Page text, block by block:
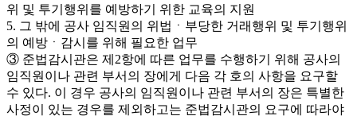
위 및 투기행위를 예방하기 위한 교육의 지원
5. 그 밖에 공사 임직원의 위법ㆍ부당한 거래행위 및 투기행위
의 예방ㆍ감시를 위해 필요한 업무
③ 준법감시관은 제2항에 따른 업무를 수행하기 위해 공사의
임직원이나 관련 부서의 장에게 다음 각 호의 사항을 요구할
수 있다. 이 경우 공사의 임직원이나 관련 부서의 장은 특별한
사정이 있는 경우를 제외하고는 준법감시관의 요구에 따라야